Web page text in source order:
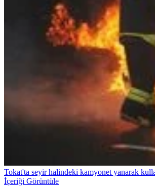
Tokat'ta seyir halindeki kamyonet yanarak
İçeriği Görüntüle